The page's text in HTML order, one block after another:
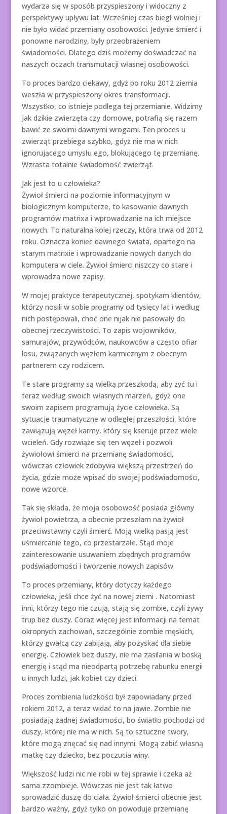
wydarza się w sposób przyspieszony i widoczny z
perspektywy upływu lat. Wcześniej czas biegł wolniej i
nie było widać przemiany osobowości. Jedynie śmierć i
ponowne narodziny, były przeobrażeniem
świadomości. Dlatego dziś możemy doświadczać na
naszych oczach transmutacji własnej osobowości.
To proces bardzo ciekawy, gdyż po roku 2012 ziemia
weszła w przyspieszony okres transformacji.
Wszystko, co istnieje podlega tej przemianie. Widzimy
jak dzikie zwierzęta czy domowe, potrafią się razem
bawić ze swoimi dawnymi wrogami. Ten proces u
zwierząt przebiega szybko, gdyż nie ma w nich
ignorującego umysłu ego, blokującego tę przemianę.
Wzrasta totalnie świadomość zwierząt.
Jak jest to u człowieka?
Żywioł śmierci na poziomie informacyjnym w
biologicznym komputerze, to kasowanie dawnych
programów matrixa i wprowadzanie na ich miejsce
nowych. To naturalna kolej rzeczy, która trwa od 2012
roku. Oznacza koniec dawnego świata, opartego na
starym matrixie i wprowadzanie nowych danych do
komputera w ciele. Żywioł śmierci niszczy co stare i
wprowadza nowe zapisy.
W mojej praktyce terapeutycznej, spotykam klientów,
którzy nosili w sobie programy od tysięcy lat i według
nich postępowali, choć one nijak nie pasowały do
obecnej rzeczywistości. To zapis wojowników,
samurajów, przywódców, naukowców a często ofiar
losu, związanych węzłem karmicznym z obecnym
partnerem czy rodzicem.
Te stare programy są wielką przeszkodą, aby żyć tu i
teraz według swoich własnych marzeń, gdyż one
swoim zapisem programują życie człowieka. Są
sytuacje traumatyczne w odległej przeszłości, które
zawiązują węzeł karmy, który się kseruje przez wiele
wcieleń. Gdy rozwiąże się ten węzeł i pozwoli
żywiołowi śmierci na przemianę świadomości,
wówczas człowiek zdobywa większą przestrzeń do
życia, gdzie może wpisać do swojej podświadomości,
nowe wzorce.
Tak się składa, że moja osobowość posiada główny
żywioł powietrza, a obecnie przeszłam na żywioł
przeciwstawny czyli śmierć. Moją wielką pasją jest
uśmiercanie tego, co przestarzałe. Stąd moje
zainteresowanie usuwaniem zbędnych programów
podświadomości i tworzenie nowych zapisów.
To proces przemiany, który dotyczy każdego
człowieka, jeśli chce żyć na nowej ziemi . Natomiast
inni, którzy tego nie czują, stają się zombie, czyli żywy
trup bez duszy. Coraz więcej jest informacji na temat
okropnych zachowań, szczególnie zombie męskich,
którzy gwałcą czy zabijają, aby pozyskać dla siebie
energię. Człowiek bez duszy, nie ma zasilania w boską
energię i stąd ma nieodpartą potrzebę rabunku energii
u innych ludzi, jak kobiet czy dzieci.
Proces zombienia ludzkości był zapowiadany przed
rokiem 2012, a teraz widać to na jawie. Zombie nie
posiadają żadnej świadomości, bo światło pochodzi od
duszy, której nie ma w nich. Są to sztuczne twory,
które mogą znęcać się nad innymi. Mogą zabić własną
matkę czy dziecko, bez poczucia winy.
Większość ludzi nic nie robi w tej sprawie i czeka aż
sama zzombieje. Wówczas nie jest tak łatwo
sprowadzić duszę do ciała. Żywioł śmierci obecnie jest
bardzo ważny, gdyż tylko on powoduje przemianę